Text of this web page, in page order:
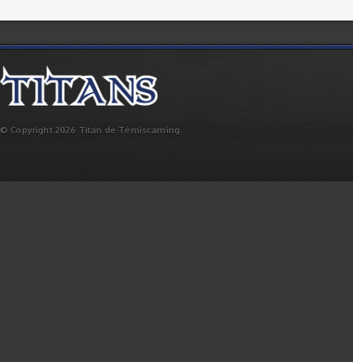
© Copyright 2026 Titan de Témiscaming.